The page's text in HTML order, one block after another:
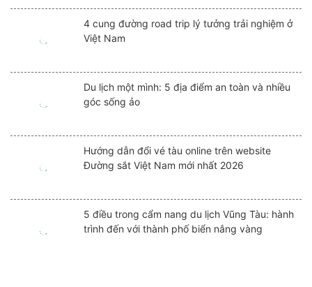
4 cung đường road trip lý tưởng trải nghiệm ở
Việt Nam
Du lịch một mình: 5 địa điểm an toàn và nhiều
góc sống ảo
Hướng dẫn đổi vé tàu online trên website
Đường sắt Việt Nam mới nhất 2026
5 điều trong cẩm nang du lịch Vũng Tàu: hành
trình đến với thành phố biển nắng vàng